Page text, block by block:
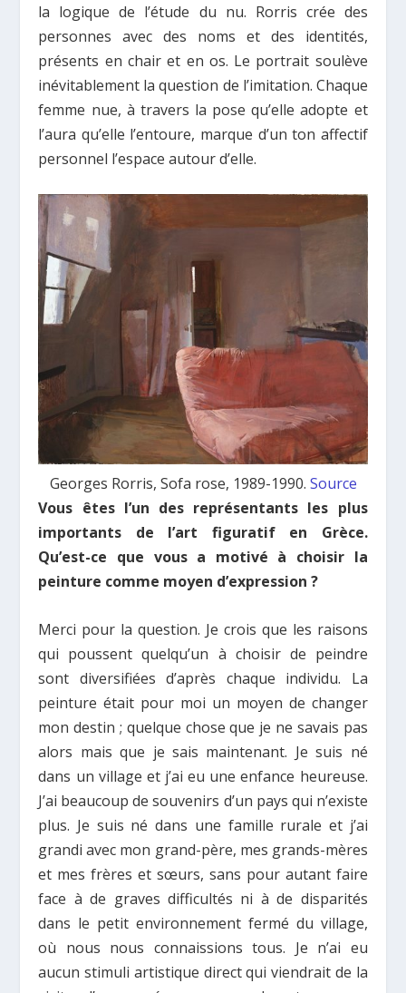
la logique de l’étude du nu. Rorris crée des
personnes avec des noms et des identités,
présents en chair et en os. Le portrait soulève
inévitablement la question de l’imitation. Chaque
femme nue, à travers la pose qu’elle adopte et
l’aura qu’elle l’entoure, marque d’un ton affectif
personnel l’espace autour d’elle.
Georges Rorris, Sofa rose, 1989-1990. Source
Vous êtes l’un des représentants les plus
importants de l’art figuratif en Grèce.
Qu’est-ce que vous a motivé à choisir la
peinture comme moyen d’expression ?
Merci pour la question. Je crois que les raisons
qui poussent quelqu’un à choisir de peindre
sont diversifiées d’après chaque individu. La
peinture était pour moi un moyen de changer
mon destin ; quelque chose que je ne savais pas
alors mais que je sais maintenant. Je suis né
dans un village et j’ai eu une enfance heureuse.
J’ai beaucoup de souvenirs d’un pays qui n’existe
plus. Je suis né dans une famille rurale et j’ai
grandi avec mon grand-père, mes grands-mères
et mes frères et sœurs, sans pour autant faire
face à de graves difficultés ni à de disparités
dans le petit environnement fermé du village,
où nous nous connaissions tous. Je n’ai eu
aucun stimuli artistique direct qui viendrait de la